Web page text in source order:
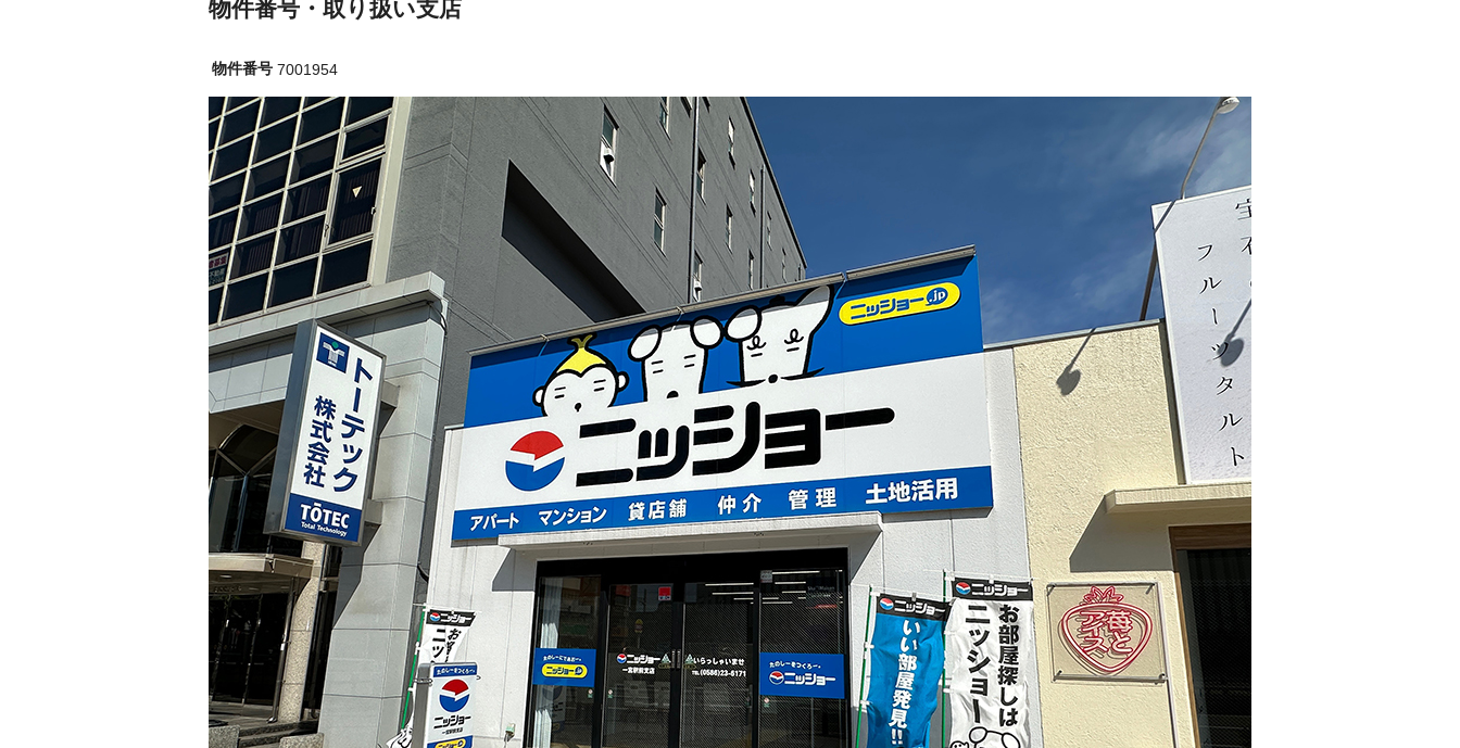
物件番号・取り扱い支店
物件番号 7001954